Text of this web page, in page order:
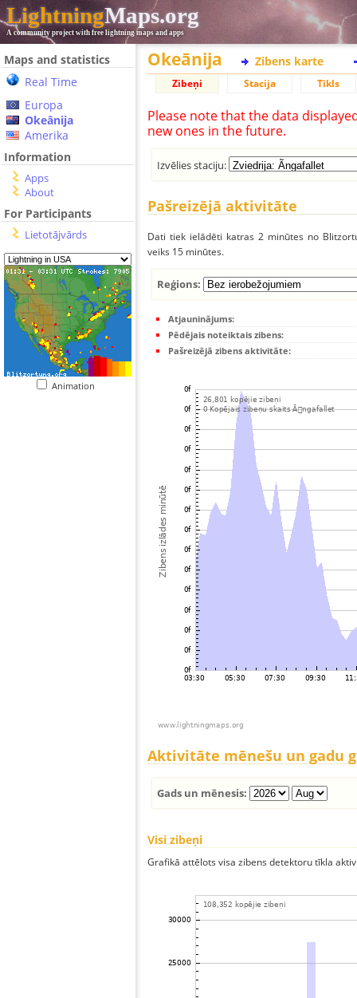
LightningMaps.org
A community project with free lightning maps and apps
Maps and statistics
Real Time
Europa
Okeānija
Amerika
Information
Apps
About
For Participants
Lietotājvārds
Animation
Okeānija Zibens karte
Zibeņi Stacija Tīkls
Please note that the data
new ones in the future.
Izvēlies staciju:
Pašreizējā aktivitāte
Dati tiek ielādēti katras 2 minūtes no
veiks 15 minūtes.
Reģions:
Atjauninājums:
Pēdējais noteiktais zibens:
Pašreizējā zibens aktivitāte:
Aktivitāte mēnešu un gadu
Gads un mēnesis:
Visi zibeņi
Grafikā attēlots visa zibens detektoru tīkla